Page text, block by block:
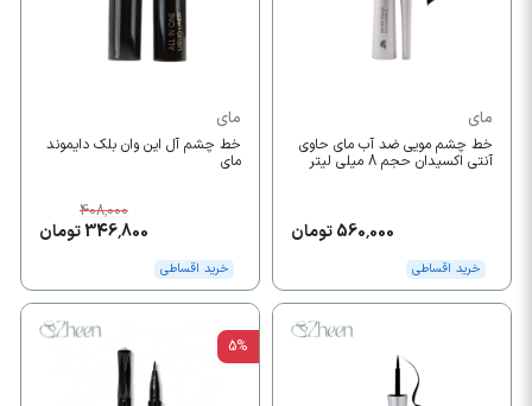
مای
خط چشم مویی ضد آب مای حاوی
آنتی اکسیدان حجم 8 میلی لیتر
560,000 تومان
خرید اقساطی
مای
خط چشم آل این وان بلک دایموند
مای
408,000
346,800 تومان
خرید اقساطی
5%